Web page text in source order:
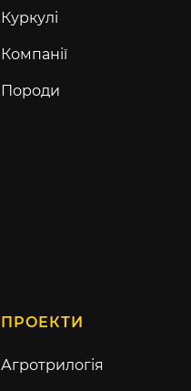
Куркулі
Компанії
Породи
ПРОЕКТИ
Агротрилогія